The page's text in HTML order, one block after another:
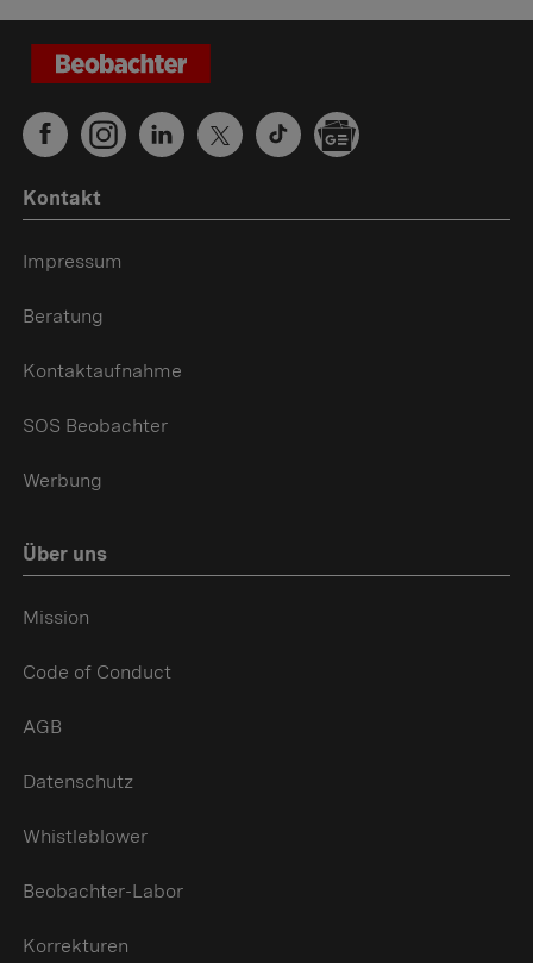
Kontakt
Impressum
Beratung
Kontaktaufnahme
SOS Beobachter
Werbung
Über uns
Mission
Code of Conduct
AGB
Datenschutz
Whistleblower
Beobachter-Labor
Korrekturen